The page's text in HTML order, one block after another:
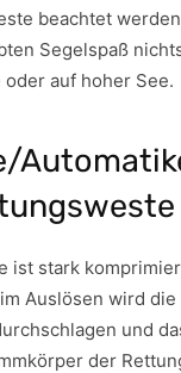
beachtet
Segelspaß
auf hoher See.
ist stark
Auslösen wird
und
der